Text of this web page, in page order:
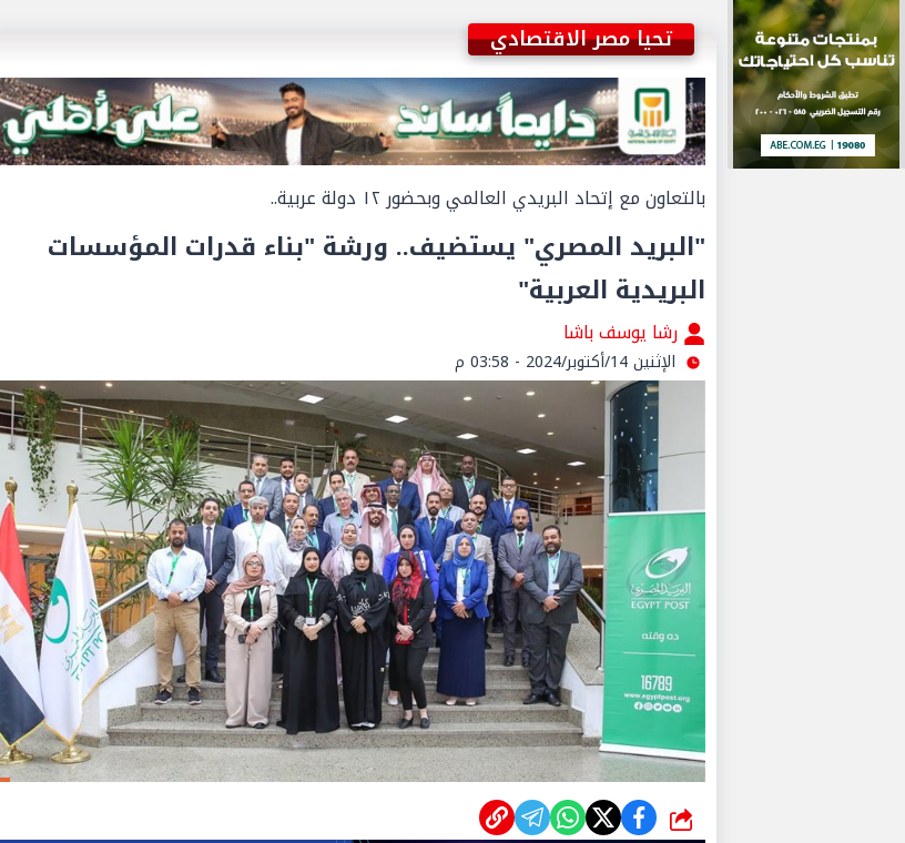
تحيا مصر الاقتصادي
بالتعاون مع إتحاد البريدي العالمي وبحضور ١٢ دولة عربية..
"البريد المصري" يستضيف.. ورشة "بناء قدرات المؤسسات
البريدية العربية"
رشا يوسف باشا
الإثنين 14/أكتوبر/2024 - 03:58 م
شارك